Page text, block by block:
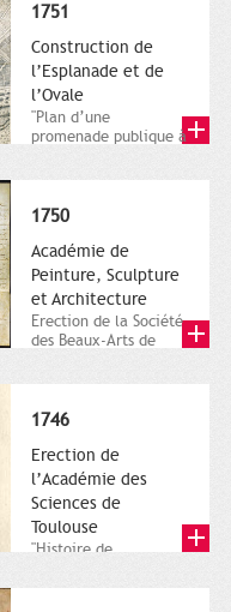
1751
Construction de
l’Esplanade et de
l’Ovale
"Plan d’une
promenade publique à
1750
Académie de
Peinture, Sculpture
et Architecture
Erection de la Société
des Beaux-Arts de
1746
Erection de
l’Académie des
Sciences de
Toulouse
"Histoire de
Sciences, Inscriptions